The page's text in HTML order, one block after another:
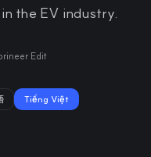
the EV industry.
Edit
Tiếng Việt